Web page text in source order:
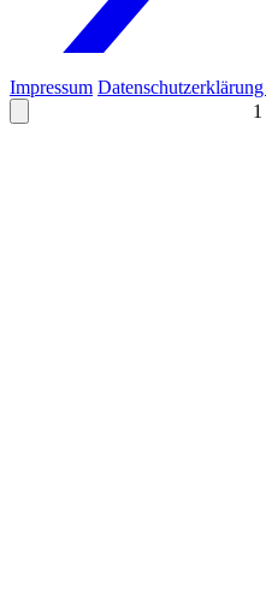
1
Impressum Datenschutzerklärung